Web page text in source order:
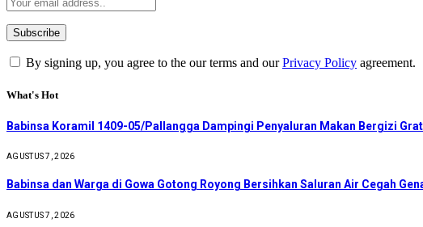
By signing up, you agree to the our terms and ourPrivacy Policy agreement.
What's Hot
Babinsa Koramil 1409-05/Pallangga Dampingi Penyaluran Makan Bergizi
AGUSTUS 7, 2026
Babinsa dan Warga di Gowa Gotong Royong Bersihkan Saluran Air Cegah
AGUSTUS 7, 2026